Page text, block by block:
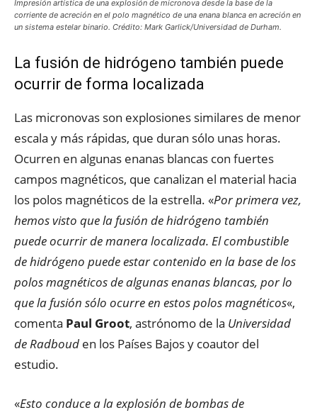
Impresión artística de una explosión de micronova desde la base de la
corriente de acreción en el polo magnético de una enana blanca en acreción en
un sistema estelar binario. Crédito: Mark Garlick/Universidad de Durham.
La fusión de hidrógeno también puede
ocurrir de forma localizada
Las micronovas son explosiones similares de menor
escala y más rápidas, que duran sólo unas horas.
Ocurren en algunas enanas blancas con fuertes
campos magnéticos, que canalizan el material hacia
los polos magnéticos de la estrella. «Por primera vez,
hemos visto que la fusión de hidrógeno también
puede ocurrir de manera localizada. El combustible
de hidrógeno puede estar contenido en la base de los
polos magnéticos de algunas enanas blancas, por lo
que la fusión sólo ocurre en estos polos magnéticos«,
comenta Paul Groot, astrónomo de la Universidad
de Radboud en los Países Bajos y coautor del
estudio.
«Esto conduce a la explosión de bombas de